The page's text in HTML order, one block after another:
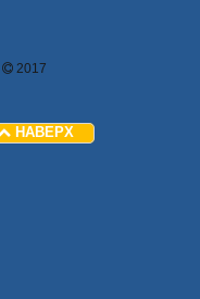
2017
НАВЕРХ